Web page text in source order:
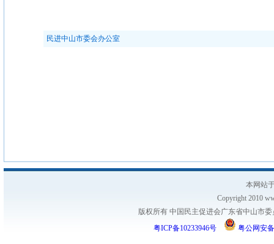
民进中山市委会办公室
本网站
Copyright 2010
版权所有 中国民主促进会广东省中山市
粤ICP备10233946号
粤公网安